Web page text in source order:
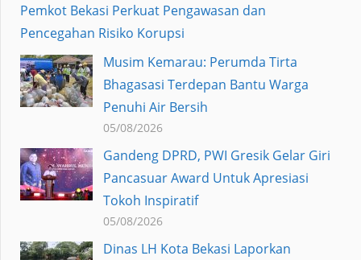
Pemkot Bekasi Perkuat Pengawasan dan
Pencegahan Risiko Korupsi
Musim Kemarau: Perumda Tirta
Bhagasasi Terdepan Bantu Warga
Penuhi Air Bersih
05/08/2026
Gandeng DPRD, PWI Gresik Gelar Giri
Pancasuar Award Untuk Apresiasi
Tokoh Inspiratif
05/08/2026
Dinas LH Kota Bekasi Laporkan